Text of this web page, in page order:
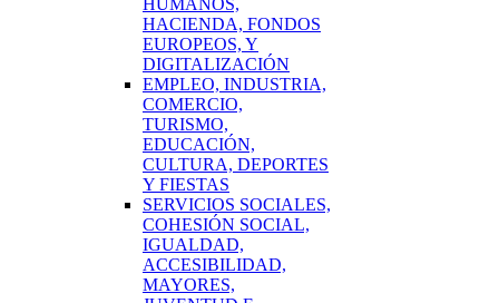
HUMANOS,
HACIENDA, FONDOS
EUROPEOS, Y
DIGITALIZACIÓN
EMPLEO, INDUSTRIA,
COMERCIO,
TURISMO,
EDUCACIÓN,
CULTURA, DEPORTES
Y FIESTAS
SERVICIOS SOCIALES,
COHESIÓN SOCIAL,
IGUALDAD,
ACCESIBILIDAD,
MAYORES,